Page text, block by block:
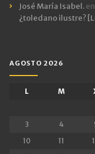
José María Isabel.en
¿toledano ilustre?
AGOSTO 2026
L M
3
4
10
11